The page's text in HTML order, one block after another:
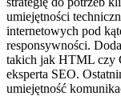
umiejętności
internetowych pod
responsywności.
takich jak HTML czy
eksperta SEO.
umiejętność